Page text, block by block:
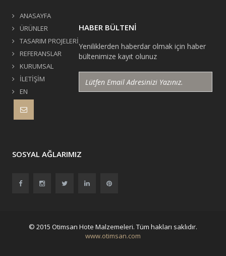
ANASAYFA
ÜRÜNLER
TASARIM PROJELERİ
REFERANSLAR
KURUMSAL
İLETİŞİM
EN
HABER BÜLTENİ
Yeniliklerden haberdar olmak için haber
bültenimize kayıt olunuz
SOSYAL AĞLARIMIZ
© 2015 Otimsan Hote Malzemeleri. Tüm hakları saklıdır.
www.otimsan.com